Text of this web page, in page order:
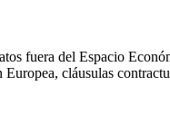
fuera del Espacio
cláusulas